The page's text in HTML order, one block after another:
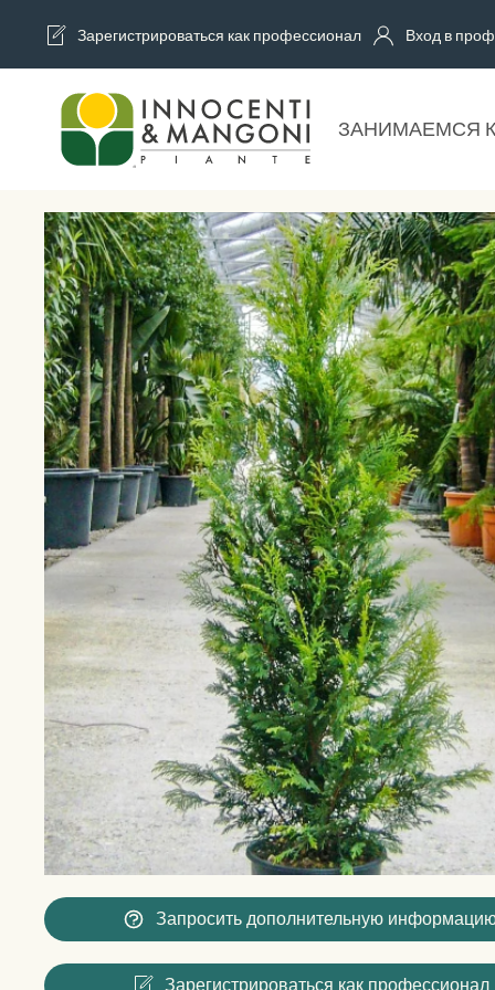
Skip to main content
Зарегистрироваться как профессионал Вход в
ЗАНИМАЕМСЯ
Запросить дополнительную
Зарегистрироваться как профессионал